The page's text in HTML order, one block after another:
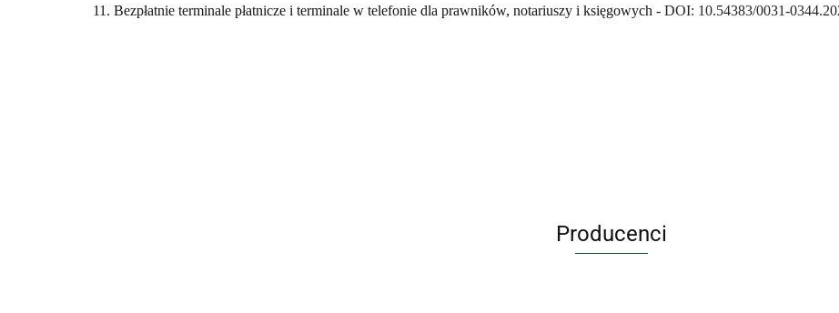
11. Bezpłatnie terminale płatnicze i terminale w telefonie dla prawników, notariuszy i księgowych - DOI: 10.54383/0031-
Producenci